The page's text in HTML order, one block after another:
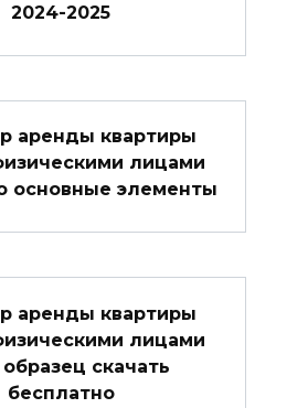
2024-2025
аренды квартиры
лицами
основные элементы
аренды квартиры
лицами
скачать
бесплатно